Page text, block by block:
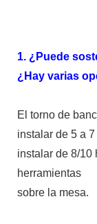
1. ¿Puede
¿Hay varias
El torno de
instalar de 5 a
instalar de 8/10
herramientas
sobre la mesa.